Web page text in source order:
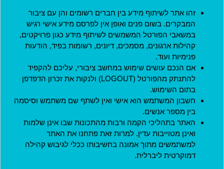
זהו אתר לשיתוף מידע בין חברים רשומים והן עם ציבור
המבקרים. בשום פנים ואופן אין לפרסם מידע אישי רגיש
במשאבי הפורטל המשמשים לשיתוף מידע כגון פרויקטים,
קהילות ארגונים, מסמכים, דיונים, רשומות בפיד, הודעות
פנימיות ועוד.
אם הנכם עושים שימוש במחשב ציבורי, עליכם להקפיד
להתנתק מהפורטל (LOGOUT) ולנקות את זכרון הדפדפן
בתום השימוש.
חשבון המשתמש הוא אישי ואין לשתף שם משתמש וסיסמה
בין מספר אנשים.
האתר בתהליכי הקמה ורבות מהתכונות שבו אינן שלמות
ואינן מטוייבות עדין. למרות זאת פתחנו את האתר
למשתמשים מתוך אמונה בחשיבותו ככלי לגיבוש קהילה
דמוקרטית ליברלית.
תנאי שימוש
מדיניות פרטיות
הצהרת נגישות
ארגונים שותפים
האתר נבנה בהתנדבות על ידי
אנשים ליברליים כמוכם בהובלת:
יצירת קשר